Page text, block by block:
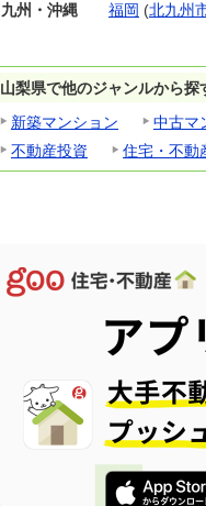
九州・沖縄 福岡 (北九州
山梨県で他のジャンルから探
新築マンション
中古マ
不動産投資
住宅・不動